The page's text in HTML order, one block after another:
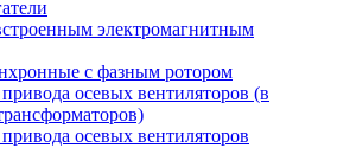
электромагнитным
с фазным ротором
осевых вентиляторов (в
осевых вентиляторов